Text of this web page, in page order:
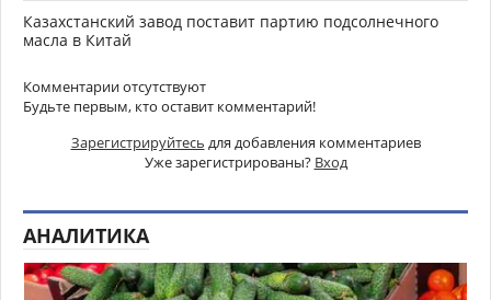
Казахстанский завод поставит партию подсолнечного
масла в Китай
Комментарии отсутствуют
Будьте первым, кто оставит комментарий!
Зарегистрируйтесь для добавления комментариев
Уже зарегистрированы? Вход
АНАЛИТИКА